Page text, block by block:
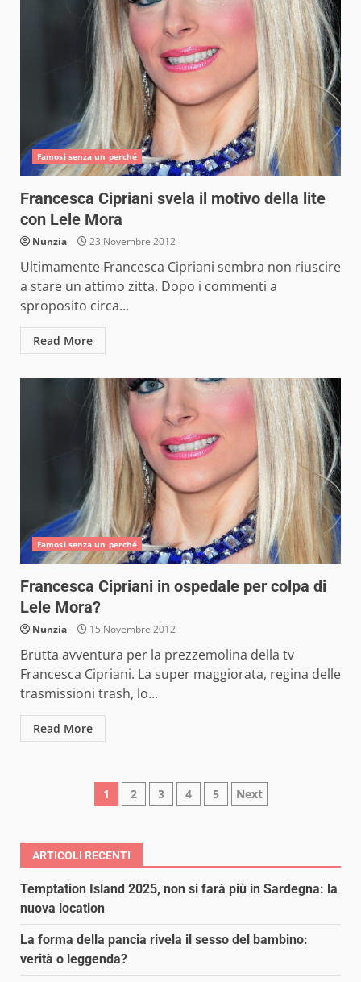
Famosi senza un perché
Francesca Cipriani svela il motivo della lite
con Lele Mora
Nunzia 23 Novembre 2012
Ultimamente Francesca Cipriani sembra non riuscire
a stare un attimo zitta. Dopo i commenti a
sproposito circa...
Read More
Famosi senza un perché
Francesca Cipriani in ospedale per colpa di
Lele Mora?
Nunzia 15 Novembre 2012
Brutta avventura per la prezzemolina della tv
Francesca Cipriani. La super maggiorata, regina delle
trasmissioni trash, lo...
Read More
Paginazione
articoli
1 2 3 4 5 Next
ARTICOLI RECENTI
Temptation Island 2025, non si farà più in Sardegna: la
nuova location
La forma della pancia rivela il sesso del bambino:
verità o leggenda?